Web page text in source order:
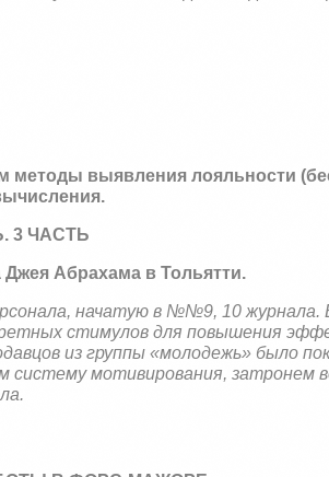
методы выявления лояльности
3 ЧАСТЬ
Абрахама в Тольятти.
начатую в №№9, 10
стимулов для повышения
из группы «молодежь» было
мотивирования, затронем